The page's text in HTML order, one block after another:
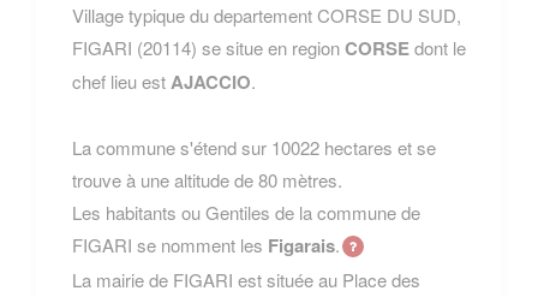
Village typique du departement CORSE DU SUD,
FIGARI (20114) se situe en regionCORSEdont le
chef lieu estAJACCIO.
La commune s'étend sur 10022 hectares et se
trouve à une altitude de 80 mètres.
Les habitants ou Gentiles de la commune de
FIGARI se nomment les Figarais.
La mairie de FIGARI est située au Place des